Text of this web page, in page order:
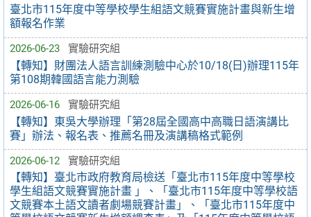
臺北市115年度中等學校學生組語文競賽實施計畫與新生增
額報名作業
2026-06-23 實驗研究組
【轉知】財團法人語言訓練測驗中心於10/18(日)辦理115年
第108期韓國語言能力測驗
2026-06-16 實驗研究組
【轉知】東吳大學辦理「第28屆全國高中高職日語演講比
賽」辦法、報名表、推薦名冊及演講稿格式範例
2026-06-12 實驗研究組
【轉知】臺北市政府教育局檢送「臺北市115年度中等學校
學生組語文競賽實施計畫 」、「臺北市115年度中等學校語
文競賽本土語文讀者劇場競賽計畫」、「臺北市115年度中